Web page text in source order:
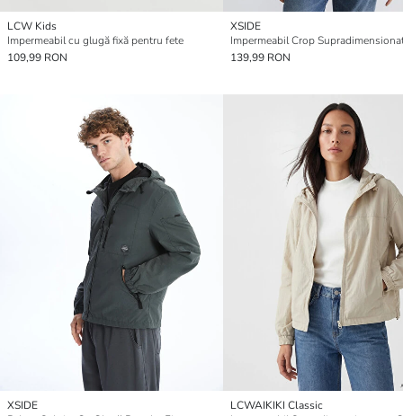
LCW Kids
Impermeabil cu glugă fixă pentru fete
109,99 RON
XSIDE
139,99 RON
XSIDE
LCWAIKIKI Classic